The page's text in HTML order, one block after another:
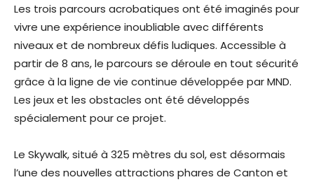
Les trois parcours acrobatiques ont été imaginés pour
vivre une expérience inoubliable avec différents
niveaux et de nombreux défis ludiques. Accessible à
partir de 8 ans, le parcours se déroule en tout sécurité
grâce à la ligne de vie continue développée par MND.
Les jeux et les obstacles ont été développés
spécialement pour ce projet.
Le Skywalk, situé à 325 mètres du sol, est désormais
l’une des nouvelles attractions phares de Canton et